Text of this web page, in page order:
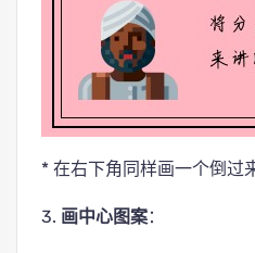
* 在右下角同样画一个倒过
3. 画中心图案：